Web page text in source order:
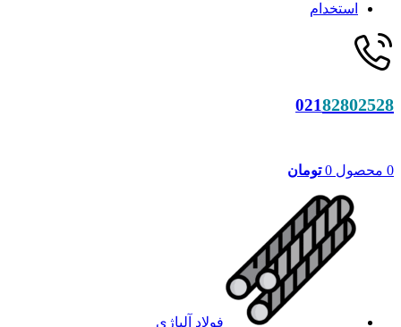
استخدام
02182802528
0 محصول 0 تومان
فولاد آلیاژی